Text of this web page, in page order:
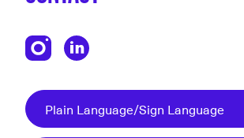
Plain Language/Sign Language